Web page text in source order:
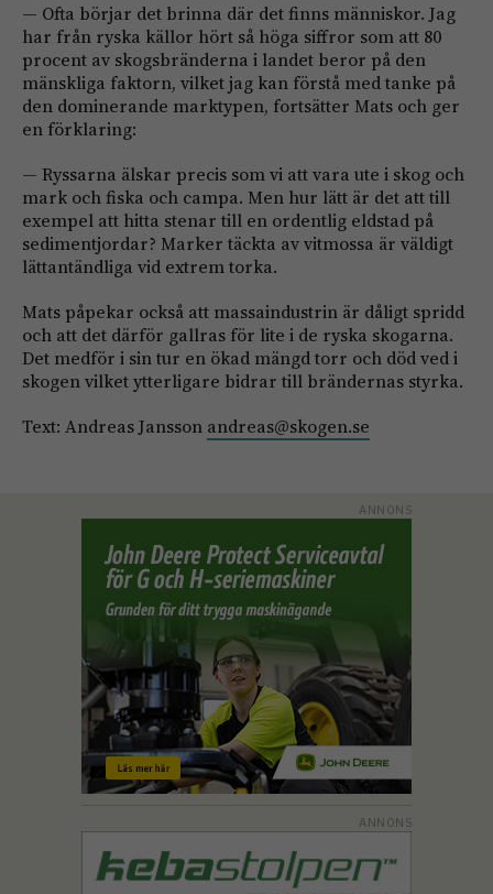
— Ofta börjar det brinna där det finns människor. Jag
har från ryska källor hört så höga siffror som att 80
procent av skogsbränderna i landet beror på den
mänskliga faktorn, vilket jag kan förstå med tanke på
den dominerande marktypen, fortsätter Mats och ger
en förklaring:
— Ryssarna älskar precis som vi att vara ute i skog och
mark och fiska och campa. Men hur lätt är det att till
exempel att hitta stenar till en ordentlig eldstad på
sedimentjordar? Marker täckta av vitmossa är väldigt
lättantändliga vid extrem torka.
Mats påpekar också att massaindustrin är dåligt spridd
och att det därför gallras för lite i de ryska skogarna.
Det medför i sin tur en ökad mängd torr och död ved i
skogen vilket ytterligare bidrar till brändernas styrka.
Text: Andreas Jansson andreas@skogen.se